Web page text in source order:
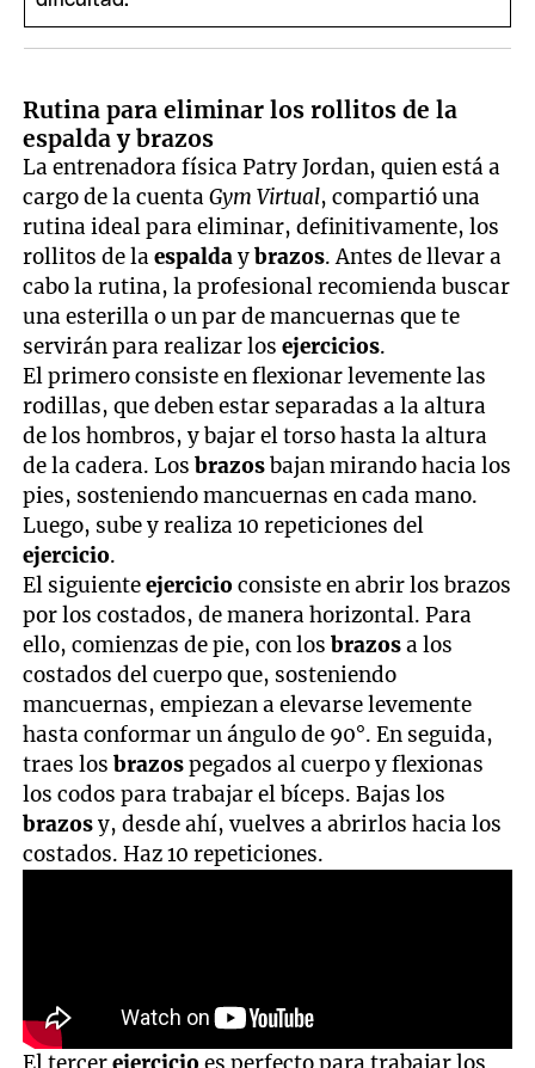
Rutina para eliminar los rollitos de la
espalda y brazos
La entrenadora física Patry Jordan, quien está a
cargo de la cuentaGym Virtual, compartió una
rutina ideal para eliminar, definitivamente, los
rollitos de laespaldaybrazos. Antes de llevar a
cabo la rutina, la profesional recomienda buscar
una esterilla o un par de mancuernas que te
servirán para realizar losejercicios.
El primero consiste en flexionar levemente las
rodillas, que deben estar separadas a la altura
de los hombros, y bajar el torso hasta la altura
de la cadera. Losbrazosbajan mirando hacia los
pies, sosteniendo mancuernas en cada mano.
Luego, sube y realiza 10 repeticiones del
ejercicio.
El siguienteejercicioconsiste en abrir los brazos
por los costados, de manera horizontal. Para
ello, comienzas de pie, con losbrazosa los
costados del cuerpo que, sosteniendo
mancuernas, empiezan a elevarse levemente
hasta conformar un ángulo de 90°. En seguida,
traes losbrazospegados al cuerpo y flexionas
los codos para trabajar el bíceps. Bajas los
brazosy, desde ahí, vuelves a abrirlos hacia los
costados. Haz 10 repeticiones.